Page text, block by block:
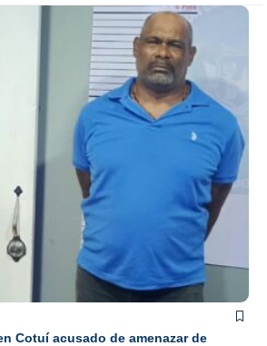
Cotuí acusado de amenazar de